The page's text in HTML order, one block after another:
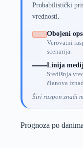
Probabilistički
vrednosti.
Obojeni
Verovatni
scenarija.
Linija
Središnja
članova
Širi raspon znači
Prognoza po